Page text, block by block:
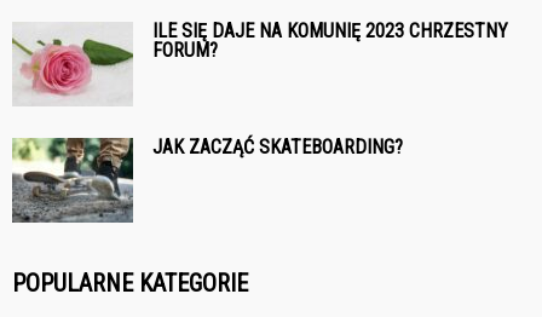
ILE SIĘ DAJE NA KOMUNIĘ 2023 CHRZESTNY
FORUM?
JAK ZACZĄĆ SKATEBOARDING?
POPULARNE KATEGORIE